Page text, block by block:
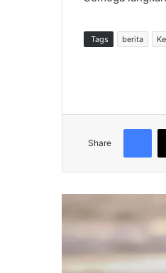
Tags berita
Share